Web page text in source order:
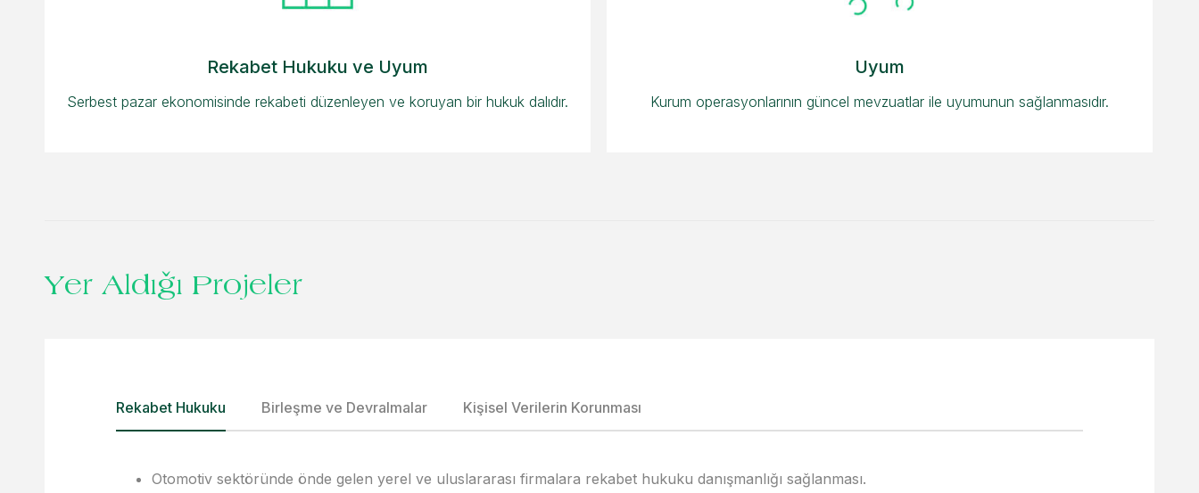
Rekabet Hukuku ve Uyum
Serbest pazar ekonomisinde rekabeti düzenleyen ve koruyan bir hukuk dalıdır.
Uyum
Kurum operasyonlarının güncel mevzuatlar ile uyumunun sağlanmasıdır.
Yer Aldığı Projeler
Rekabet Hukuku Birleşme ve Devralmalar Kişisel Verilerin Korunması
Otomotiv sektöründe önde gelen yerel ve uluslararası firmalara rekabet hukuku danışmanlığı sağlanması.